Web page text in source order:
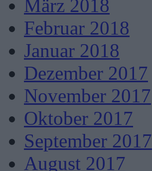
März 2018
Februar 2018
Januar 2018
Dezember 2017
November 2017
Oktober 2017
September 2017
August 2017